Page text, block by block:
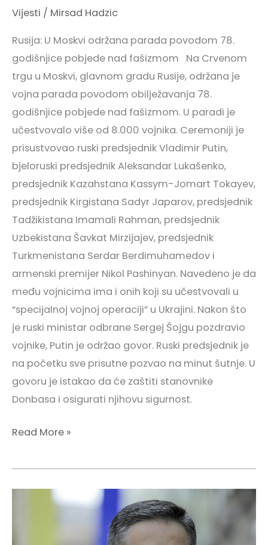
Vijesti / Mirsad Hadzic
Rusija: U Moskvi održana parada povodom 78.
godišnjice pobjede nad fašizmom Na Crvenom
trgu u Moskvi, glavnom gradu Rusije, održana je
vojna parada povodom obilježavanja 78.
godišnjice pobjede nad fašizmom. U paradi je
učestvovalo više od 8.000 vojnika. Ceremoniji je
prisustvovao ruski predsjednik Vladimir Putin,
bjeloruski predsjednik Aleksandar Lukašenko,
predsjednik Kazahstana Kassym-Jomart Tokayev,
predsjednik Kirgistana Sadyr Japarov, predsjednik
Tadžikistana Imamali Rahman, predsjednik
Uzbekistana Šavkat Mirzijajev, predsjednik
Turkmenistana Serdar Berdimuhamedov i
armenski premijer Nikol Pashinyan. Navedeno je da
među vojnicima ima i onih koji su učestvovali u
“specijalnoj vojnoj operaciji” u Ukrajini. Nakon što
je ruski ministar odbrane Sergej Šojgu pozdravio
vojnike, Putin je održao govor. Ruski predsjednik je
na početku sve prisutne pozvao na minut šutnje. U
govoru je istakao da će zaštiti stanovnike
Donbasa i osigurati njihovu sigurnost.
Read More »
Bećirović